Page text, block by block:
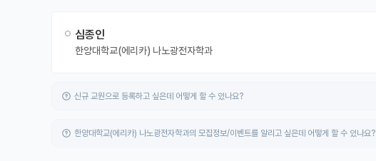
심종인
한양대학교(에리카) 나노광전자학과
신규 교원으로 등록하고 싶은데 어떻게 할 수 있나요?
한양대학교(에리카) 나노광전자학과의 모집정보/이벤트를 알리고 싶은데 어떻게 할 수 있나요?